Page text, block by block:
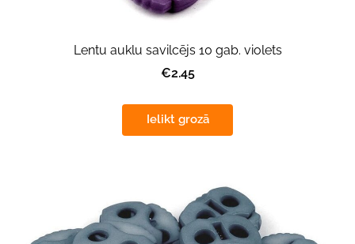
Lentu auklu savilcējs 10 gab. violets
€2.45
Ielikt grozā